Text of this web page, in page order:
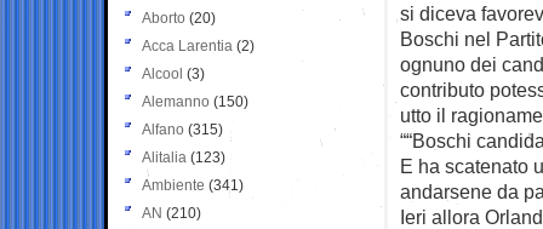
si diceva
Boschi nel
ognuno dei
contributo
utto il
““Boschi
E ha scatenato
andarsene da
Ieri allora
Aborto (20)
Acca Larentia (2)
Alcool (3)
Alemanno (150)
Alfano (315)
Alitalia (123)
Ambiente (341)
AN (210)